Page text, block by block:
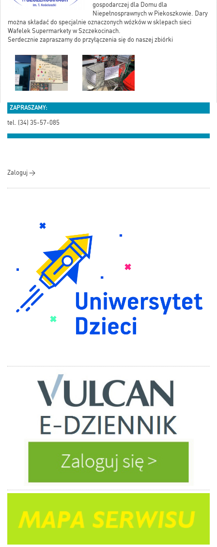
gospodarczej dla Domu dla
Niepełnosprawnych w Piekoszkowie. Dary
można składać do specjalnie oznaczonych wózków w sklepach sieci
Wafelek Supermarkety w Szczekocinach.
Serdecznie zapraszamy do przyłączenia się do naszej zbiórki
ZAPRASZAMY:
tel. (34) 35-57-085
Zaloguj >